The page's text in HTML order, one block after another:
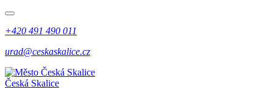
+420 491 490 011
urad@ceskaskalice.cz
Česká Skalice